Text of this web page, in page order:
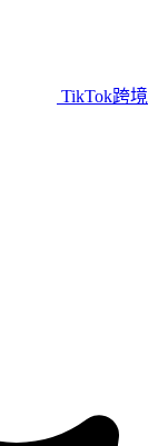
TikTok跨境